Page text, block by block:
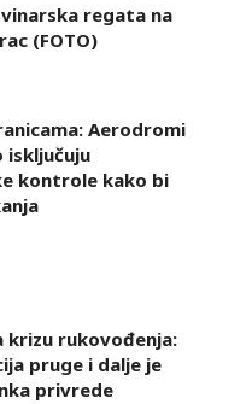
regata na
(FOTO)
Aerodromi
isključuju
kontrole kako bi
krizu rukovođenja:
pruge i dalje je
privrede